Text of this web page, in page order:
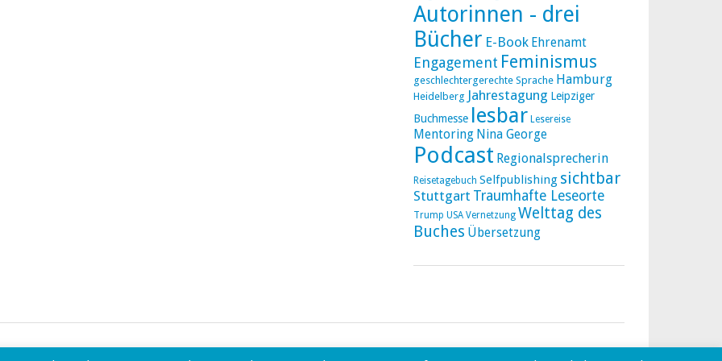
Autorinnen - drei
Bücher E-Book Ehrenamt
Engagement Feminismus
geschlechtergerechte Sprache Hamburg
Heidelberg Jahrestagung Leipziger
Buchmesse lesbar Lesereise
Mentoring Nina George
Podcast Regionalsprecherin
Reisetagebuch Selfpublishing sichtbar
Stuttgart Traumhafte Leseorte
Trump USA Vernetzung Welttag des
Buches Übersetzung